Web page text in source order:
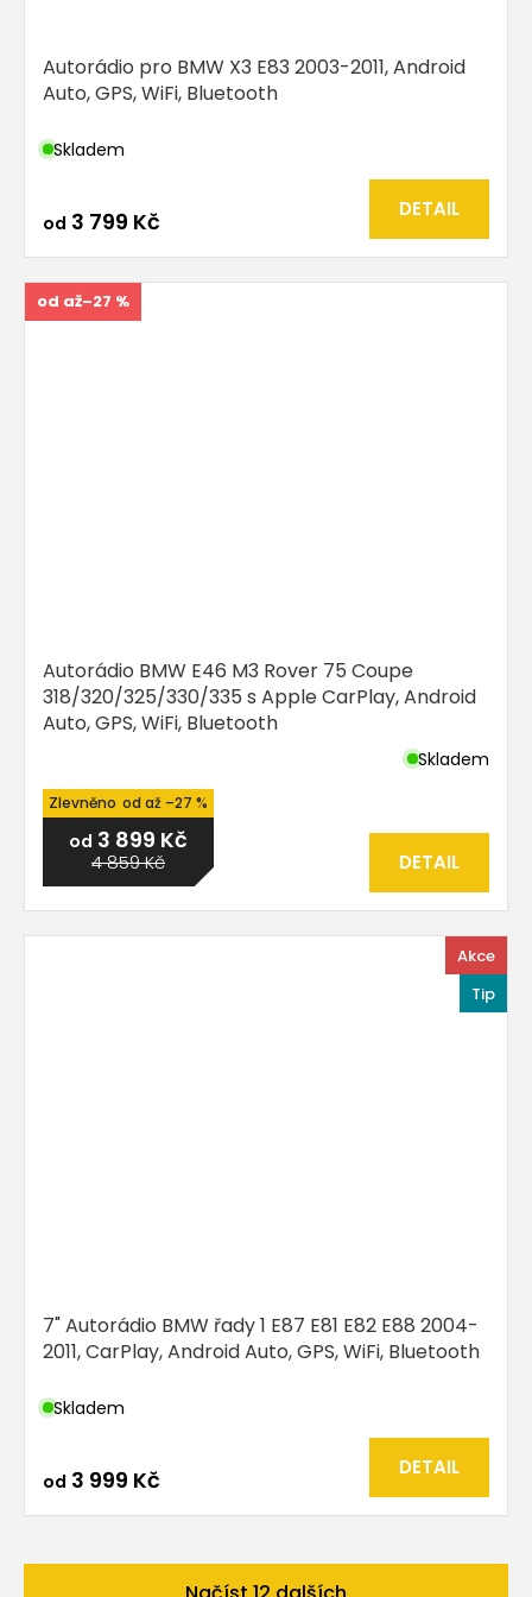
Autorádio pro BMW X3 E83 2003-2011, Android
Auto, GPS, WiFi, Bluetooth
Skladem
od 3 799 Kč DETAIL
od až–27 %
Autorádio BMW E46 M3 Rover 75 Coupe
318/320/325/330/335 s Apple CarPlay, Android
Auto, GPS, WiFi, Bluetooth
hodnocení
produktu
z
5
Skladem
od až –27 %
4 859 Kč
od 3 899 Kč
DETAIL
Akce
Tip
7" Autorádio BMW řady 1 E87 E81 E82 E88 2004-
2011, CarPlay, Android Auto, GPS, WiFi, Bluetooth
Skladem
od 3 999 Kč DETAIL